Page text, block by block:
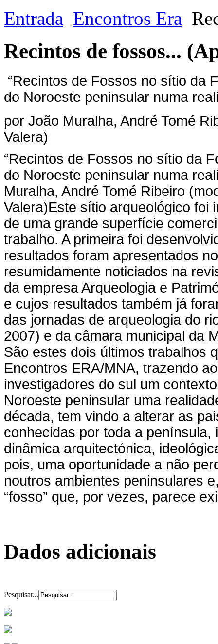
Entrada Encontros Era
Recintos de fossos...
“Recintos de Fossos no sítio da
do Noroeste peninsular numa
por João Muralha, André Tomé
Valera)
“Recintos de Fossos no sítio da
do Noroeste peninsular numa
Muralha, André Tomé Ribeiro
Valera)Este sítio arqueológico foi
de uma grande superfície
trabalho. A primeira foi
resultados foram apresentados
resumidamente noticiados na
da empresa Arqueologia e
e cujos resultados também já
das jornadas de arqueologia do
2007) e da câmara municipal da
São estes dois últimos trabalhos
Encontros ERA/MNA, trazendo
investigadores do sul um
Noroeste peninsular uma
década, tem vindo a alterar as
conhecidas por toda a
dinâmica arquitectónica,
pois, uma oportunidade a não
noutros ambientes peninsulares
“fosso” que, por vezes, parece
Dados adicionais
Pesquisar...